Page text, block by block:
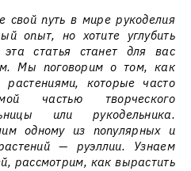
свой путь в мире рукоделия
опыт, но хотите углубить
статья станет для вас
Мы поговорим о том, как
растениями, которые часто
частью творческого
или рукодельника.
одному из популярных и
— руэллии. Узнаем
рассмотрим, как вырастить